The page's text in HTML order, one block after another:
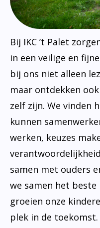
Bij IKC ’t Palet
in een veilige en
bij ons niet alleen
maar ontdekken
zelf zijn. We vinden
kunnen
werken, keuzes
samen met ouders
we samen het beste
groeien onze
plek in de toekomst.